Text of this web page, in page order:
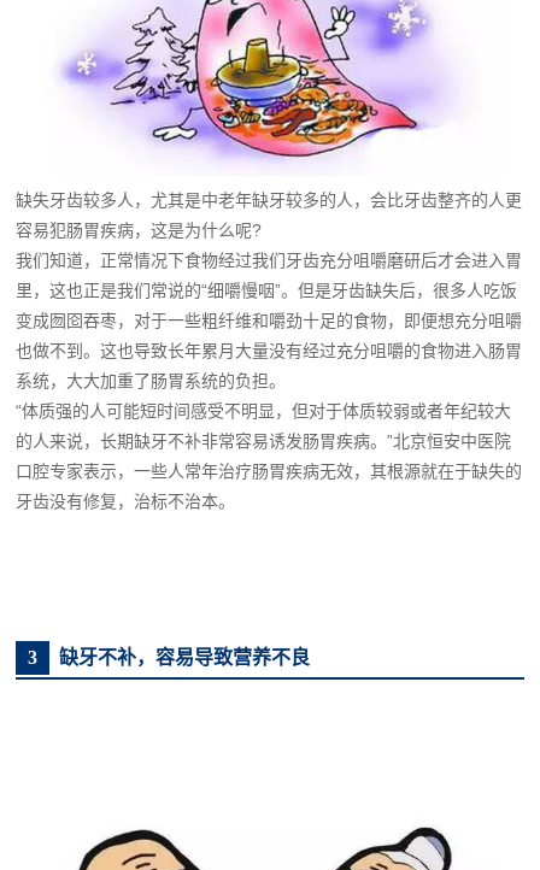
缺失牙齿较多人，尤其是中老年缺牙较多的人，会比牙齿整齐的人更
容易犯肠胃疾病，这是为什么呢?
我们知道，正常情况下食物经过我们牙齿充分咀嚼磨研后才会进入胃
里，这也正是我们常说的“细嚼慢咽”。但是牙齿缺失后，很多人吃饭
变成囫囵吞枣，对于一些粗纤维和嚼劲十足的食物，即便想充分咀嚼
也做不到。这也导致长年累月大量没有经过充分咀嚼的食物进入肠胃
系统，大大加重了肠胃系统的负担。
“体质强的人可能短时间感受不明显，但对于体质较弱或者年纪较大
的人来说，长期缺牙不补非常容易诱发肠胃疾病。”北京恒安中医院
口腔专家表示，一些人常年治疗肠胃疾病无效，其根源就在于缺失的
牙齿没有修复，治标不治本。
3 缺牙不补，容易导致营养不良